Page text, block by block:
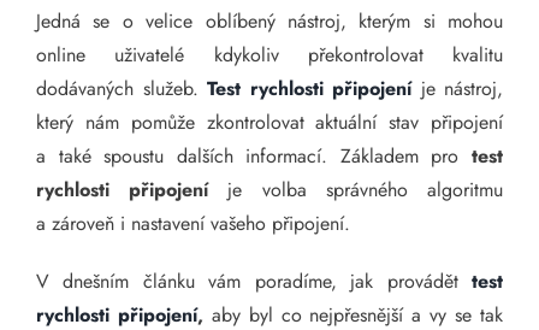
Jedná se o velice oblíbený nástroj, kterým si mohou
online uživatelé kdykoliv překontrolovat kvalitu
dodávaných služeb. Test rychlosti připojeníje nástroj,
který nám pomůže zkontrolovat aktuální stav připojení
a také spoustu dalších informací. Základem pro test
rychlosti připojeníje volba správného algoritmu
a zároveň i nastavení vašeho připojení.
V dnešním článku vám poradíme, jak provádět test
rychlosti připojení, aby byl co nejpřesnější a vy se tak